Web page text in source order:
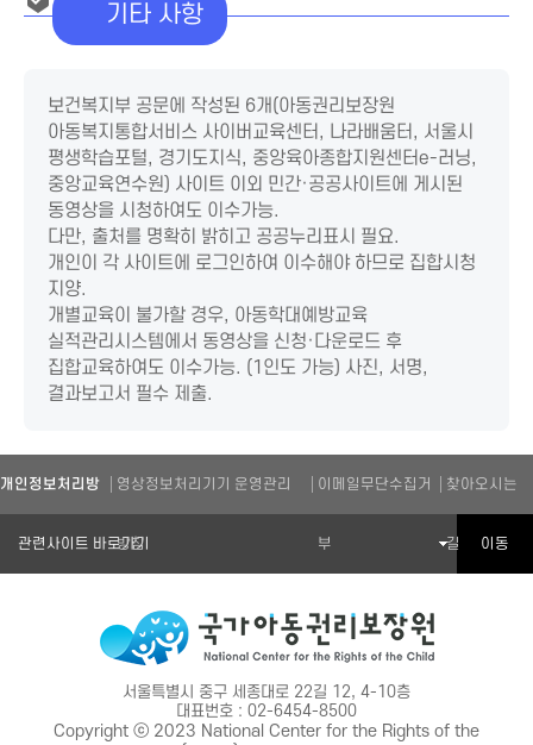
기타 사항
보건복지부 공문에 작성된 6개(아동권리보장원
아동복지통합서비스 사이버교육센터, 나라배움터, 서울시
평생학습포털, 경기도지식, 중앙육아종합지원센터e-러닝,
중앙교육연수원) 사이트 이외 민간·공공사이트에 게시된
동영상을 시청하여도 이수가능.
다만, 출처를 명확히 밝히고 공공누리표시 필요.
개인이 각 사이트에 로그인하여 이수해야 하므로 집합시청
지양.
개별교육이 불가할 경우, 아동학대예방교육
실적관리시스템에서 동영상을 신청·다운로드 후
집합교육하여도 이수가능. (1인도 가능) 사진, 서명,
결과보고서 필수 제출.
개인정보처리방 영상정보처리기기 운영관리
방침
이메일무단수집거
부
찾아오시는
길 이동
서울특별시 중구 세종대로 22길 12, 4-10층
대표번호 : 02-6454-8500
Copyright ⓒ 2023 National Center for the Rights of the